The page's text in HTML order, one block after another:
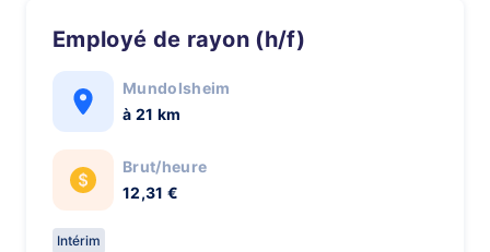
Employé de rayon (h/f)
Mundolsheim
à 21 km
Brut/heure
12,31 €
Intérim